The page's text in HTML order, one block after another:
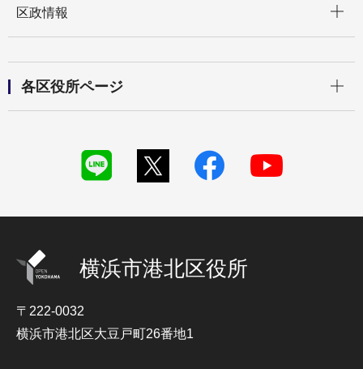
区政情報
各区役所ページ
横浜市港北区役所
〒222-0032
横浜市港北区大豆戸町26番地1